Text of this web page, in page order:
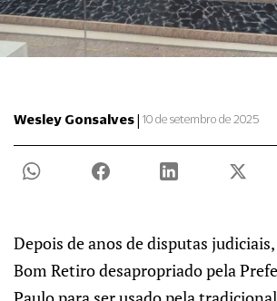
Wesley Gonsalves| 10 de setembro de 2025
Depois de anos de disputas
Bom Retiro desapropriado pela